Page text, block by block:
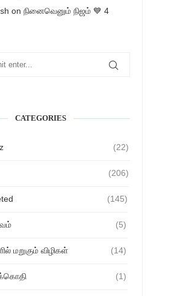
on நினைவெனும் நிஜம் 💙 4
CATEGORIES
(22)
(206)
(145)
(5)
மறுகும் விழிகள் (14)
(1)